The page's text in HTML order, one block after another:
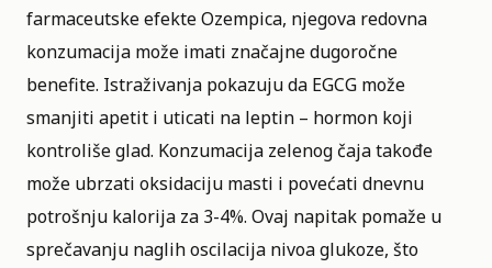
farmaceutske efekte Ozempica, njegova redovna
konzumacija može imati značajne dugoročne
benefite. Istraživanja pokazuju da EGCG može
smanjiti apetit i uticati na leptin – hormon koji
kontroliše glad. Konzumacija zelenog čaja takođe
može ubrzati oksidaciju masti i povećati dnevnu
potrošnju kalorija za 3-4%. Ovaj napitak pomaže u
sprečavanju naglih oscilacija nivoa glukoze, što